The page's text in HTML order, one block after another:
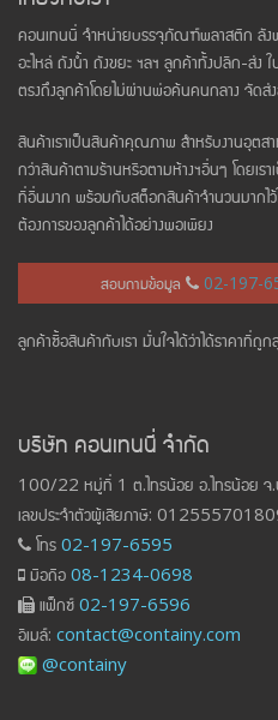
คอนเทนนี่ จำหน่ายบรรจุภัณฑ์พลาสติก ลัง
อะไหล่ ถังน้ำ ถังขยะ ฯลฯ ลูกค้าทั้งปลีก-ส่ง
ตรงถึงลูกค้าโดยไม่ผ่านพ่อค้นคนกลาง จัดส่
สินค้าเราเป็นสินค้าคุณภาพ สำหรับงานอุตส
กว่าสินค้าตามร้านหรือตามห้างฯอื่นๆ โดยเรา
ที่อื่นมาก พร้อมกับสต็อกสินค้าจำนวนมากไ
ต้องการของลูกค้าได้อย่างพอเพียง
สอบถามข้อมูล 02-197-
ลูกค้าซื้อสินค้ากับเรา มั่นใจได้ว่าได้ราคาที่ถู
บริษัท คอนเทนนี่ จำกัด
100/22 หมู่ที่ 1 ต.ไทรน้อย อ.ไทรน้อย
เลขประจำตัวผู้เสียภาษี:
โทร 02-197-6595
มือถือ 08-1234-0698
แฟ็กซ์ 02-197-6596
อีเมล์: contact@containy.com
@containy